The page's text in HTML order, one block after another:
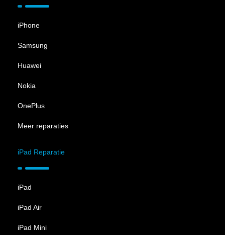
iPhone
Samsung
Huawei
Nokia
OnePlus
Meer reparaties
iPad Reparatie
iPad
iPad Air
iPad Mini